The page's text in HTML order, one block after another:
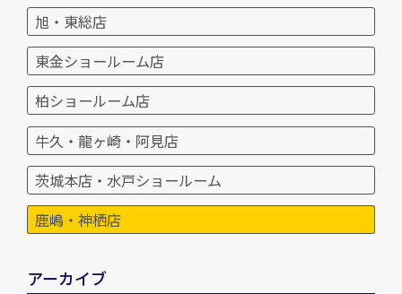
旭・東総店
東金ショールーム店
柏ショールーム店
牛久・龍ヶ崎・阿見店
茨城本店・水戸ショールーム
鹿嶋・神栖店
アーカイブ